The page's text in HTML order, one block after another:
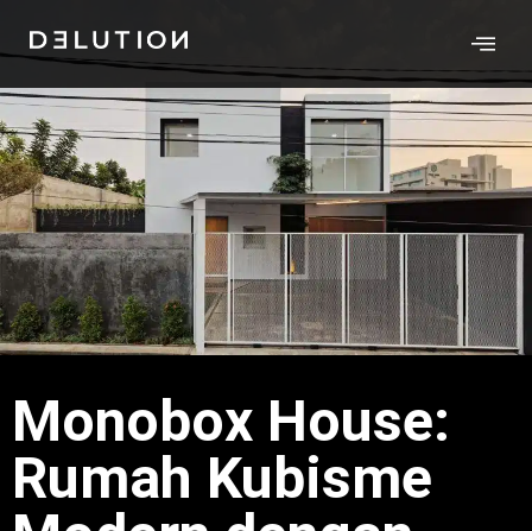
Monobox House:
Rumah Kubisme